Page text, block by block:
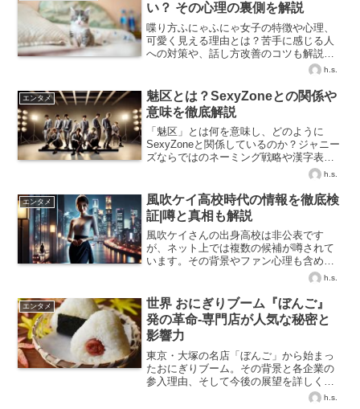
い？ その心理の裏側を解説
喋り方ふにゃふにゃ女子の特徴や心理、
可愛く見える理由とは？苦手に感じる人
への対策や、話し方改善のコツも解説。
h.s.
エンタメ
魅区とは？SexyZoneとの関係や
意味を徹底解説
「魅区」とは何を意味し、どのように
SexyZoneと関係しているのか？ジャニー
ズならではのネーミング戦略や漢字表記
の背景についてわかりやすくご紹介しま
h.s.
エンタメ
風吹ケイ高校時代の情報を徹底検
証|噂と真相も解説
風吹ケイさんの出身高校は非公表です
が、ネット上では複数の候補が噂されて
います。その背景やファン心理も含めて
h.s.
エンタメ
世界 おにぎりブーム『ぼんご』
発の革命-専門店が人気な秘密と
影響力
東京・大塚の名店「ぼんご」から始まっ
たおにぎりブーム。その背景と各企業の
参入理由、そして今後の展望を詳しく解
h.s.